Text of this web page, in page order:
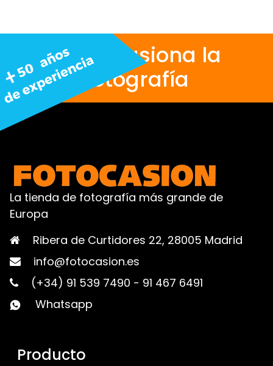
Nos apasiona la
fotografía
La tienda de fotografía más grande de
Europa
Ribera de Curtidores 22, 28005 Madrid
info@fotocasion.es
(+34) 91 539 7490 - 91 467 6491
Whatsapp
Producto